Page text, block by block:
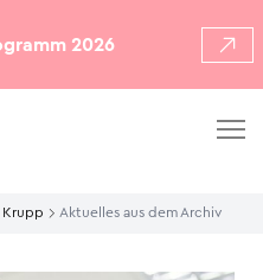
2026
Aktuelles aus dem Archiv